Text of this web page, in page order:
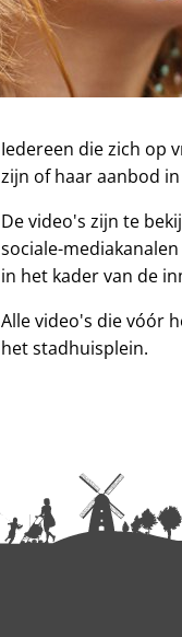
Iedereen die zich op
zijn of haar aanbod
De video's zijn te
sociale-
in het kader van de
Alle video's die vóór
het stadhuisplein.